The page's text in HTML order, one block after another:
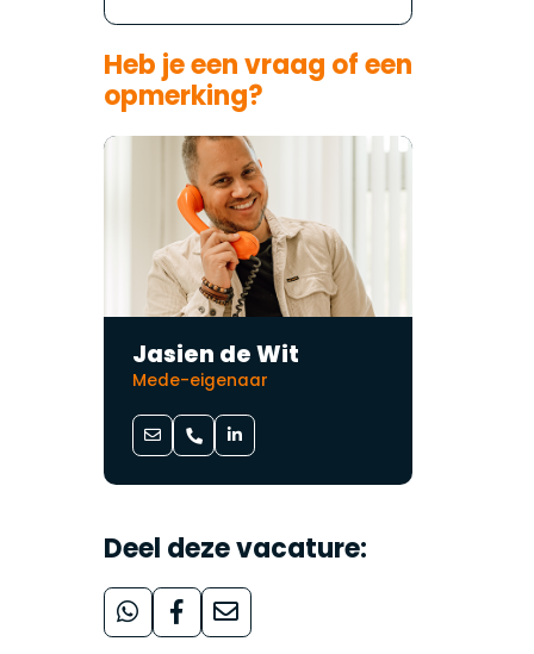
Heb je een vraag of een
opmerking?
Jasien de Wit
Mede-eigenaar
Deel deze vacature: